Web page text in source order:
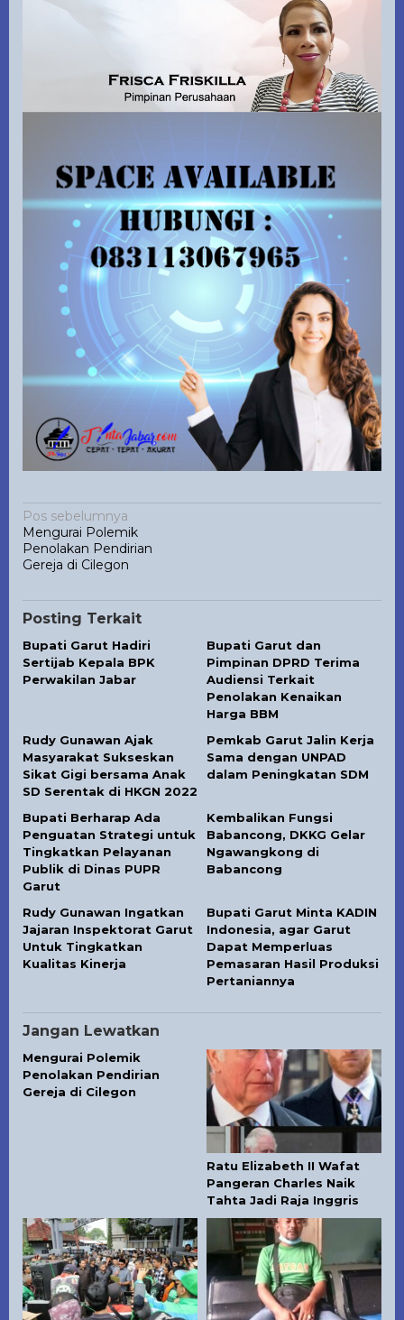
Navigasi
pos
Pos sebelumnya
Mengurai Polemik
Penolakan Pendirian
Gereja di Cilegon
Posting Terkait
Bupati Garut Hadiri
Sertijab Kepala BPK
Perwakilan Jabar
Bupati Garut dan
Pimpinan DPRD Terima
Audiensi Terkait
Penolakan Kenaikan
Harga BBM
Rudy Gunawan Ajak
Masyarakat Sukseskan
Sikat Gigi bersama Anak
SD Serentak di HKGN 2022
Pemkab Garut Jalin Kerja
Sama dengan UNPAD
dalam Peningkatan SDM
Bupati Berharap Ada
Penguatan Strategi untuk
Tingkatkan Pelayanan
Publik di Dinas PUPR
Garut
Kembalikan Fungsi
Babancong, DKKG Gelar
Ngawangkong di
Babancong
Rudy Gunawan Ingatkan
Jajaran Inspektorat Garut
Untuk Tingkatkan
Kualitas Kinerja
Bupati Garut Minta KADIN
Indonesia, agar Garut
Dapat Memperluas
Pemasaran Hasil Produksi
Pertaniannya
Jangan Lewatkan
Mengurai Polemik
Penolakan Pendirian
Gereja di Cilegon
Ratu Elizabeth II Wafat
Pangeran Charles Naik
Tahta Jadi Raja Inggris